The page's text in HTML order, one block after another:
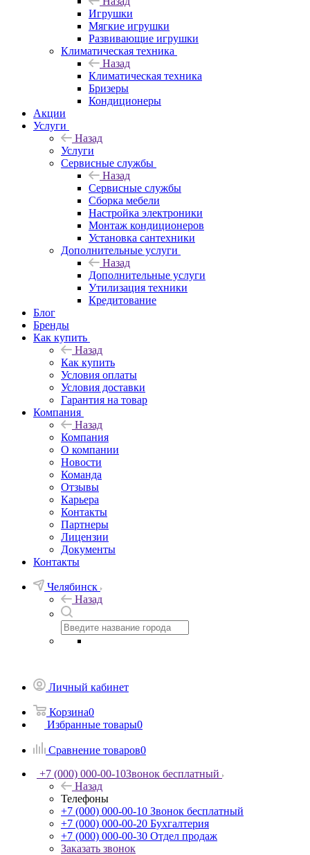
Игрушки
Мягкие игрушки
Развивающие игрушки
Климатическая техника
Назад
Климатическая техника
Бризеры
Кондиционеры
Акции
Услуги
Назад
Услуги
Сервисные службы
Назад
Сервисные службы
Сборка мебели
Настройка электроники
Монтаж кондиционеров
Установка сантехники
Дополнительные услуги
Назад
Дополнительные услуги
Утилизация техники
Кредитование
Блог
Бренды
Как купить
Назад
Как купить
Условия оплаты
Условия доставки
Гарантия на товар
Компания
Назад
Компания
О компании
Новости
Команда
Отзывы
Карьера
Контакты
Партнеры
Лицензии
Документы
Контакты
Челябинск
Назад
Личный кабинет
Корзина0
Избранные товары0
Сравнение товаров0
+7 (000) 000-00-10Звонок бесплатный
Назад
Телефоны
+7 (000) 000-00-10 Звонок бесплатный
+7 (000) 000-00-20 Бухгалтерия
+7 (000) 000-00-30 Отдел продаж
Заказать звонок